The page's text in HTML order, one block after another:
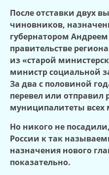
После отставки двух
чиновников,
губернатором
правительстве
из «старой
министр социальной
За два с половиной
перевел или отправил
муниципалитеты всех
Но никого не
России к так
назначения нового
показательно.